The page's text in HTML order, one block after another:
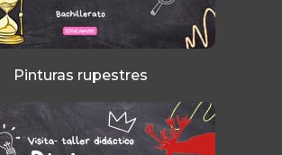
Pinturas rupestres